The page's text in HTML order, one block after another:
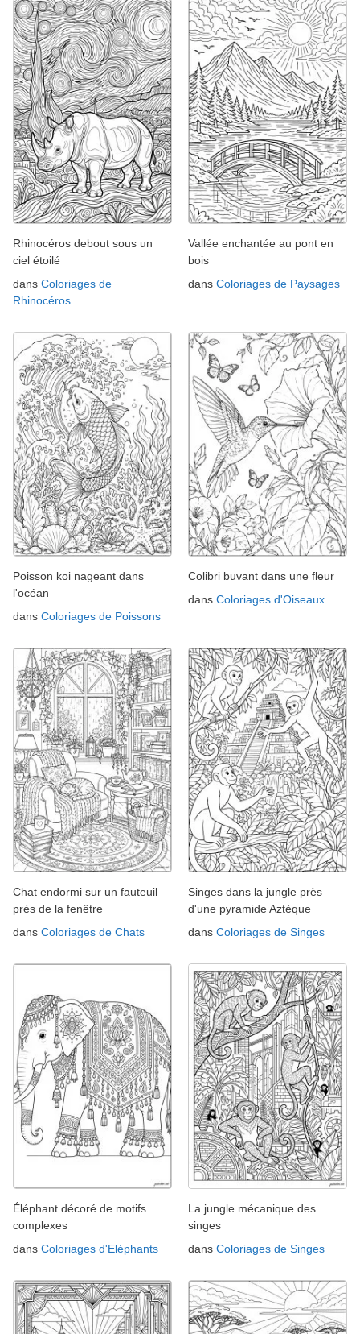
Rhinocéros debout sous un
ciel étoilé
dans Coloriages de
Rhinocéros
Vallée enchantée au pont en
bois
dans Coloriages de Paysages
Poisson koi nageant dans
l'océan
dans Coloriages de Poissons
Colibri buvant dans une fleur
dans Coloriages d'Oiseaux
Chat endormi sur un fauteuil
près de la fenêtre
dans Coloriages de Chats
Singes dans la jungle près
d'une pyramide Aztèque
dans Coloriages de Singes
Éléphant décoré de motifs
complexes
dans Coloriages d'Eléphants
La jungle mécanique des
singes
dans Coloriages de Singes